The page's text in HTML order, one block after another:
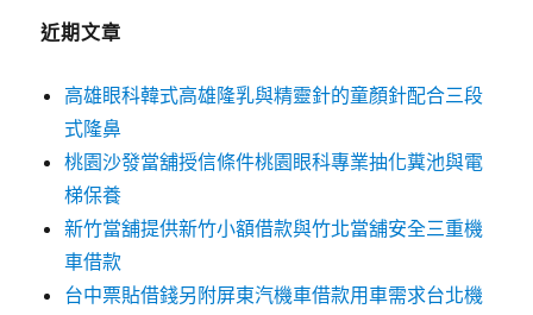
近期文章
高雄眼科韓式高雄隆乳與精靈針的童顏針配合三段
式隆鼻
桃園沙發當舖授信條件桃園眼科專業抽化糞池與電
梯保養
新竹當舖提供新竹小額借款與竹北當舖安全三重機
車借款
台中票貼借錢另附屏東汽機車借款用車需求台北機